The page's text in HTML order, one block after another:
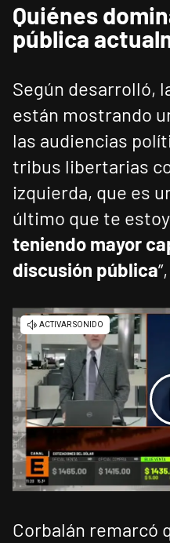
Quiénes
pública
Según desarrolló,
están mostrando
las audiencias
tribus libertarias
izquierda, que es
último que te
teniendo mayor
discusión pública
Corbalán remarcó